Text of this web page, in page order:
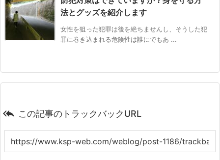
法とグッズを紹介します
女性を狙った犯罪は後を絶ちませんし、そうした犯
罪に巻き込まれる危険性は誰にでもあ ...
 この記事のトラックバックURL